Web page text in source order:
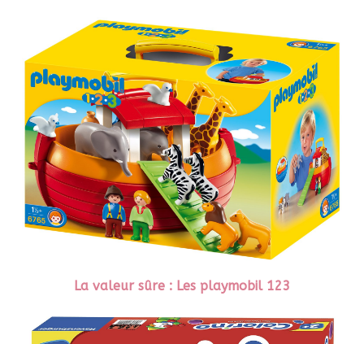
La valeur sûre : Les playmobil 123